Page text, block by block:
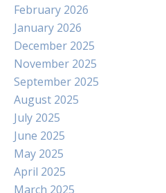
February 2026
January 2026
December 2025
November 2025
September 2025
August 2025
July 2025
June 2025
May 2025
April 2025
March 2025